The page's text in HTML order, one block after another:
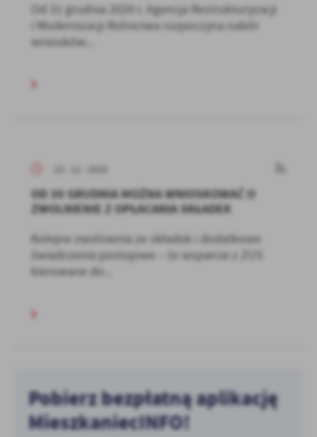
Od 31 grudnia 2020 r. Agencja Restrukturyzacji
i Modernizacji Rolnictwa rozpoczyna nabór
wniosków...
OD 30 GRUDNIA MOŻNA WNIOSKOWAĆ O
ZWOLNIENIE Z OPŁACANIA SKŁADEK
Kolejne zwolnienia ze składek i dodatkowe
świadczenia postojowe – to wsparcie z ZUS
kierowane do...
Pobierz bezpłatną aplikację
MieszkaniecINFO!